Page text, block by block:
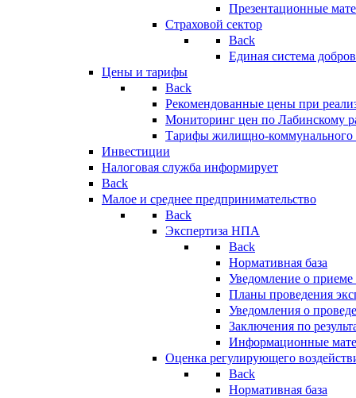
Презентационные
Страховой сектор
Back
Единая система
Цены и тарифы
Back
Рекомендованные цены при
Мониторинг цен по Лабинскому
Тарифы жилищно-коммунального
Инвестиции
Налоговая служба информирует
Back
Малое и среднее предпринимательство
Back
Экспертиза НПА
Back
Нормативная база
Уведомление о
Планы проведения
Уведомления о
Заключения по
Информационные
Оценка регулирующего
Back
Нормативная база